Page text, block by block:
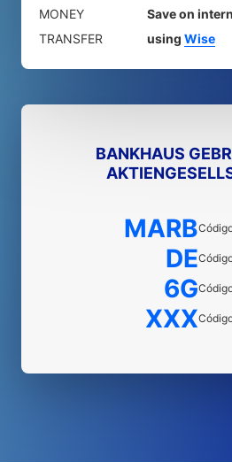
MONEY
TRANSFER
Save on
using Wise
BANKHAUS
MARB
DE
6G
XXX